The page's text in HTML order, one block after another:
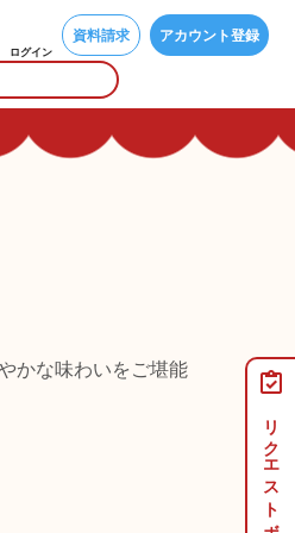
資料請求
アカウント登録
ログイン
かな味わいをご堪能
リクエストボード